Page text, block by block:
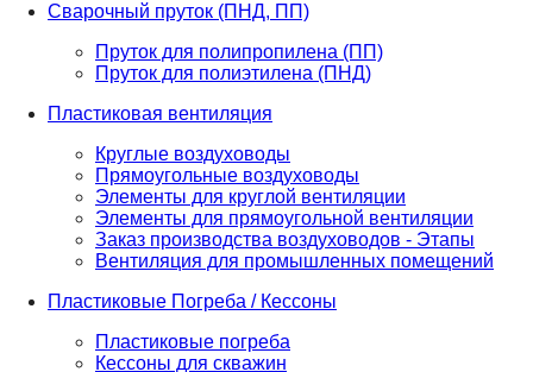
Сварочный пруток (ПНД, ПП)
Пруток для полипропилена (ПП)
Пруток для полиэтилена (ПНД)
Пластиковая вентиляция
Круглые воздуховоды
Прямоугольные воздуховоды
Элементы для круглой вентиляции
Элементы для прямоугольной вентиляции
Заказ производства воздуховодов - Этапы
Вентиляция для промышленных помещений
Пластиковые Погреба / Кессоны
Пластиковые погреба
Кессоны для скважин